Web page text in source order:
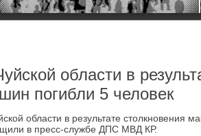
области в
погибли 5 человек
области в результате стοлкновения
в пресс-службе ДПС МВД КР.